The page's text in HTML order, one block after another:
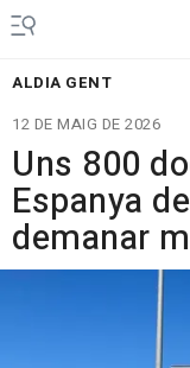
ALDIA GENT
12 DE MAIG DE 2026
Uns 800
Espanya
demanar